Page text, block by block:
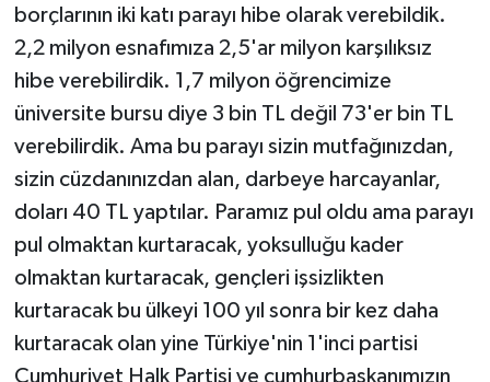
borçlarının iki katı parayı hibe olarak verebildik.
2,2 milyon esnafımıza 2,5'ar milyon karşılıksız
hibe verebilirdik. 1,7 milyon öğrencimize
üniversite bursu diye 3 bin TL değil 73'er bin TL
verebilirdik. Ama bu parayı sizin mutfağınızdan,
sizin cüzdanınızdan alan, darbeye harcayanlar,
doları 40 TL yaptılar. Paramız pul oldu ama parayı
pul olmaktan kurtaracak, yoksulluğu kader
olmaktan kurtaracak, gençleri işsizlikten
kurtaracak bu ülkeyi 100 yıl sonra bir kez daha
kurtaracak olan yine Türkiye'nin 1'inci partisi
Cumhuriyet Halk Partisi ve cumhurbaşkanımızın